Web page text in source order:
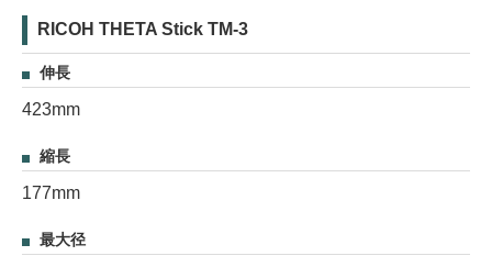
RICOH THETA Stick TM-3
伸長
423mm
縮長
177mm
最大径